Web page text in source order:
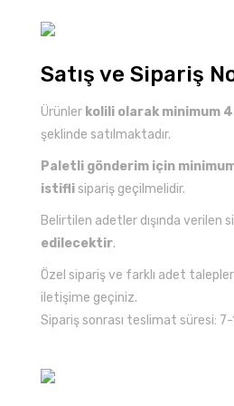
Satış ve Sipariş
Ürünler kolili olarak minimum
şeklinde satılmaktadır.
Paletli gönderim için
istiflisipariş geçilmelidir.
Belirtilen adetler dışında verilen
edilecektir.
Özel sipariş ve farklı adet
iletişime geçiniz.
Sipariş sonrası teslimat süresi: 7-